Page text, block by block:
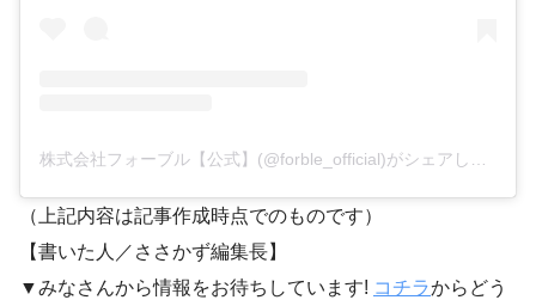
株式会社フォーブル【公式】(@forble_official)がシェアした投稿
（上記内容は記事作成時点でのものです）
【書いた人／ささかず編集長】
▼みなさんから情報をお待ちしています! コチラからどう